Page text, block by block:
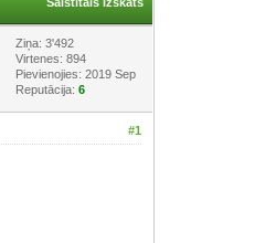
Ziņa: 3'492
Virtenes: 894
Pievienojies: 2019 Sep
Reputācija:6
#1